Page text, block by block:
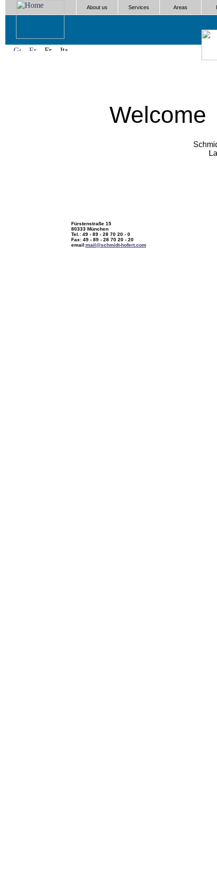
About us Services Areas
Welcome
Fürstenstraße 15
80333 München
Tel.: 49 - 89 - 28 70 20 - 0
Fax: 49 - 89 - 28 70 20 - 20
email:mail@schmidt-hofert.com